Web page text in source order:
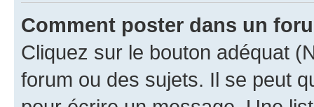
Comment poster dans un
Cliquez sur le bouton adéquat
forum ou des sujets. Il se peut